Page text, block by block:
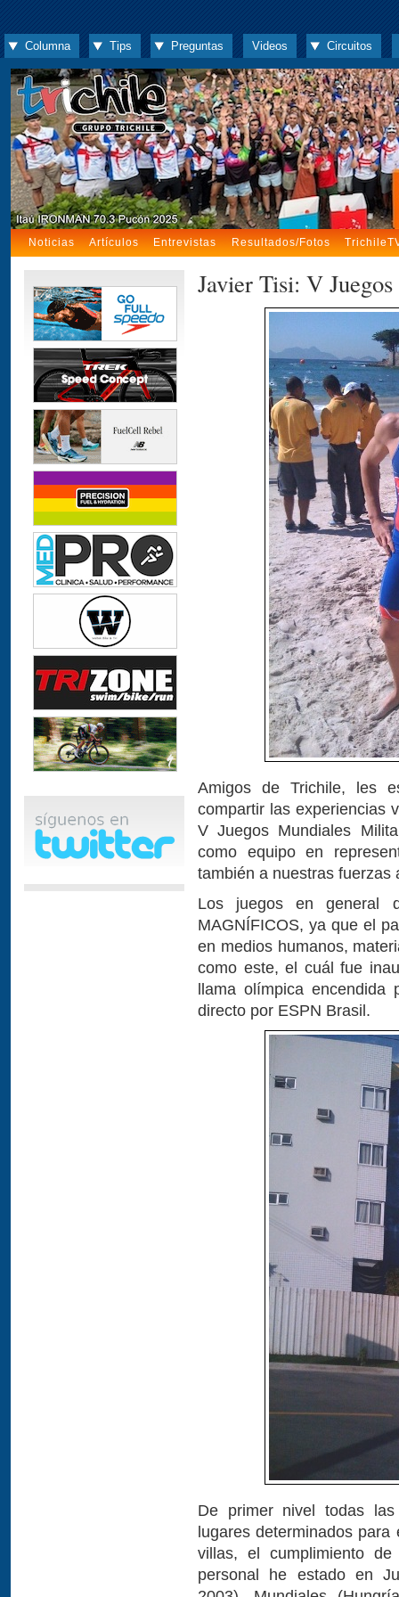
Columna Tips Preguntas Videos Circuitos
Noticias Artículos Entrevistas Resultados/Fotos
Javier Tisi: V
Amigos de Trichile, les
compartir las experiencias
V Juegos Mundiales
como equipo en
también a nuestras fuerzas
Los juegos en general
MAGNÍFICOS, ya que el
en medios humanos,
como este, el cuál fue
llama olímpica
directo por ESPN Brasil.
De primer nivel todas
lugares determinados
villas, el cumplimiento
personal he estado en